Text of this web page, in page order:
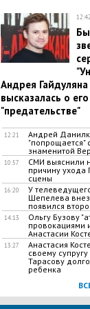
12:42
Андрея
высказалась о его
"предательстве"
12:21
Андрей
"попрощается"
знаменитой
10:57
СМИ выяснили
причину ухода
сцены
16:20
У
Шепелева
появился
14:13
Ольгу Бузову
провокациями
Анастасии
13:27
Анастасия
своему
Тарасову
ребенка